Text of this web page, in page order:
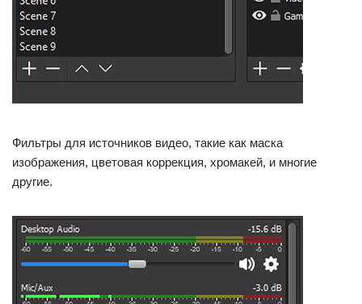
Фильтры для источников видео, такие как маска
изображения, цветовая коррекция, хромакей, и многие
другие.